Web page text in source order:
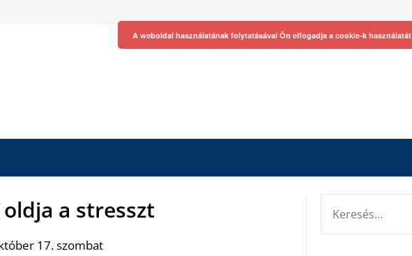
a stresszt
17. szombat
A weboldal használatának folytatásával Ön elfogadja a cookie-k használatát